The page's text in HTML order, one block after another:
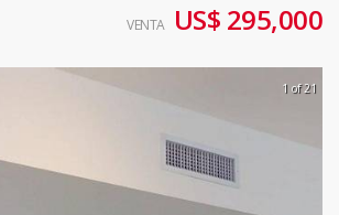
VENTA US$ 295,000
1 of 21